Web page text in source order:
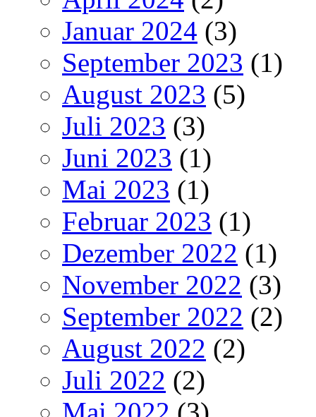
Januar 2024 (3)
September 2023 (1)
August 2023 (5)
Juli 2023 (3)
Juni 2023 (1)
Mai 2023 (1)
Februar 2023 (1)
Dezember 2022 (1)
November 2022 (3)
September 2022 (2)
August 2022 (2)
Juli 2022 (2)